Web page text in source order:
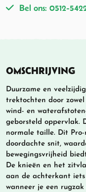
Bel ons: 0512-
OMSCHRIJVING
Duurzame en
trektochten door
wind- en
geborsteld oppervlak.
normale taille. Dit Pro-
doordachte snit,
bewegingsvrijheid
De knieën en het
aan de achterkant
wanneer je een